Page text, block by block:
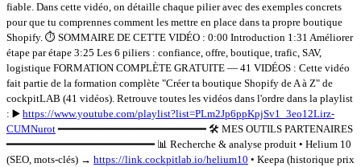
fiable. Dans cette vidéo, on détaille chaque pilier avec des exemples concrets
pour que tu comprennes comment les mettre en place dans ta propre boutique
Shopify. ⏱️ SOMMAIRE DE CETTE VIDÉO : 0:00 Introduction 1:31 Améliorer
étape par étape 3:25 Les 6 piliers : confiance, offre, boutique, trafic, SAV,
logistique FORMATION COMPLÈTE GRATUITE — 41 VIDÉOS : Cette vidéo
fait partie de la formation complète "Créer ta boutique Shopify de A à Z" de
cockpitLAB (41 vidéos). Retrouve toutes les vidéos dans l'ordre dans la playlist
: ▶️ https://www.youtube.com/playlist?list=PLm2Jp6ppKpjSv1_3eo12Lirz-
CUMNurot━━━━━━━━━━━━━━━━━━━━━━━ 🛠️ MES OUTILS PARTENAIRES
━━━━━━━━━━━━━━━━━━━━━━━ 📊 Recherche & analyse produit • Helium 10
(SEO, mots-clés) → https://link.cockpitlab.io/helium10 • Keepa (historique prix